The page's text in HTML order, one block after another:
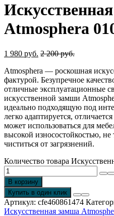
Atmosphera
1 980 руб. 2 200руб.
Atmosphera — роскошная
фактурой. Безупречное
отличные эксплуатационные
искусственной замши
идеально подходящую под
легко адаптируется,
может использоваться для
высокой износостойкостью, не
чиститься от загрязнений.
Количество товара
В корзину
Купить в один клик
Артикул: cfe460861474
Искусственная замша